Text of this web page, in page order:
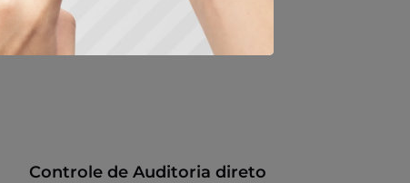
Controle de Auditoria direto